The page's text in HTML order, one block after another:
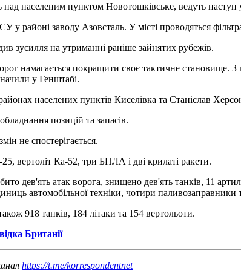
населеним пунктом Новотошківське, ведуть
районі заводу Азовсталь. У місті проводяться
зусилля на утриманні раніше зайнятих рубежів.
намагається покращити своє тактичне становище.
у Генштабі.
населених пунктів Киселівка та Станіслав
позицій та запасів.
не спостерігається.
вертоліт Ка-52, три БПЛА і дві крилаті ракети.
дев'ять атак ворога, знищено дев'ять танків, 11
автомобільної техніки, чотири паливозаправники
918 танків, 184 літаки та 154 вертольоти.
Британії
https://t.me/korrespondentnet